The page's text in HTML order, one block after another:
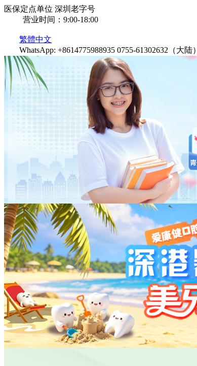
医保定点单位 深圳老字号
营业时间：9:00-18:00
繁體中文
WhatsApp: +8614775988935 0755-61302632（大陆）